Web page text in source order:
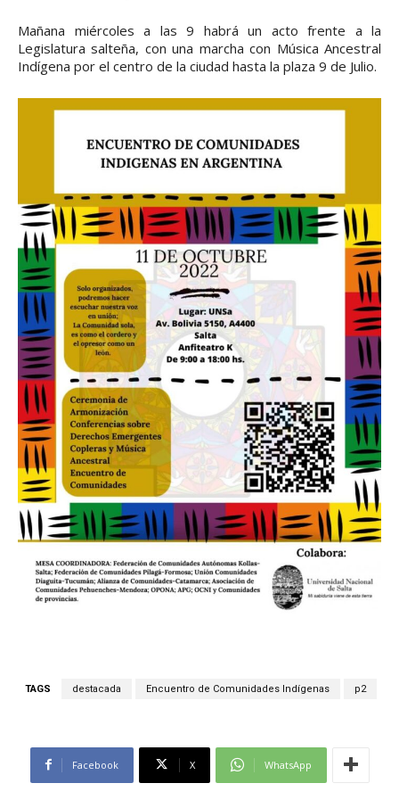
Mañana miércoles a las 9 habrá un acto frente a la
Legislatura salteña, con una marcha con Música Ancestral
Indígena por el centro de la ciudad hasta la plaza 9 de Julio.
TAGS destacada Encuentro de Comunidades Indígenas p2
Facebook X WhatsApp